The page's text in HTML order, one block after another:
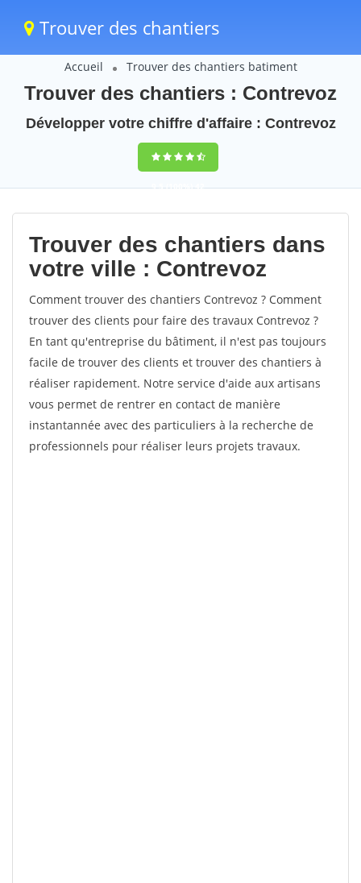
Trouver des chantiers
Accueil Trouver des chantiers batiment
Trouver des chantiers : Contrevoz
Développer votre chiffre d'affaire : Contrevoz
9,5(100%)42
votes
Trouver des chantiers dans
votre ville : Contrevoz
Comment trouver des chantiers Contrevoz ? Comment
trouver des clients pour faire des travaux Contrevoz ?
En tant qu'entreprise du bâtiment, il n'est pas toujours
facile de trouver des clients et trouver des chantiers à
réaliser rapidement. Notre service d'aide aux artisans
vous permet de rentrer en contact de manière
instantannée avec des particuliers à la recherche de
professionnels pour réaliser leurs projets travaux.